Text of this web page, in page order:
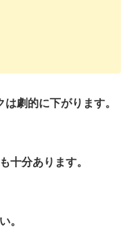
は劇的に下がります。
十分あります。
。